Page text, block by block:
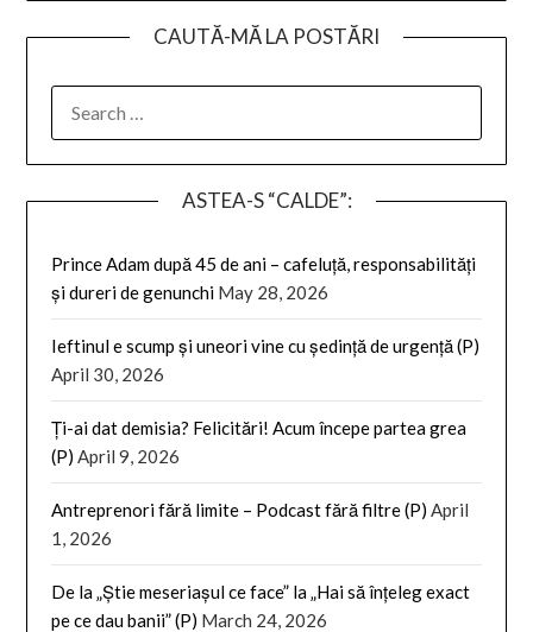
CAUTĂ-MĂ LA POSTĂRI
FOR:
ASTEA-S “CALDE”:
Prince Adam după 45 de ani – cafeluță, responsabilități
și dureri de genunchi May 28, 2026
Ieftinul e scump și uneori vine cu ședință de urgență (P)
April 30, 2026
Ți-ai dat demisia? Felicitări! Acum începe partea grea
(P) April 9, 2026
Antreprenori fără limite – Podcast fără filtre (P) April
1, 2026
De la „Știe meseriașul ce face” la „Hai să înțeleg exact
pe ce dau banii” (P) March 24, 2026